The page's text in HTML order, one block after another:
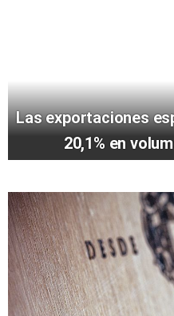
Las exportaciones
20,1% en